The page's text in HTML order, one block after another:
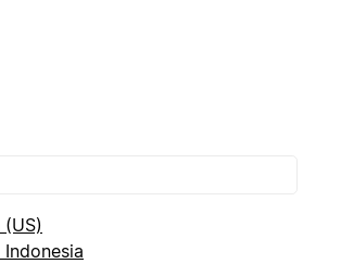
(US)
Indonesia